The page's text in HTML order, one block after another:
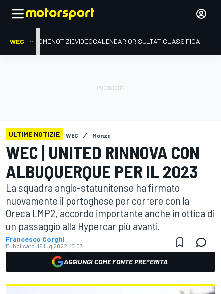
WEC HOMENOTIZIEVIDEOCALENDARIORISULTATICLASSIFICA
ULTIME NOTIZIE WEC Monza
WEC | UNITED RINNOVA CON
ALBUQUERQUE PER IL 2023
La squadra anglo-statunitense ha firmato
nuovamente il portoghese per correre con la
Oreca LMP2, accordo importante anche in ottica di
un passaggio alla Hypercar più avanti.
Francesco Corghi
Pubblicato: 16 lug 2022, 13:07
AGGIUNGI COME FONTE PREFERITA